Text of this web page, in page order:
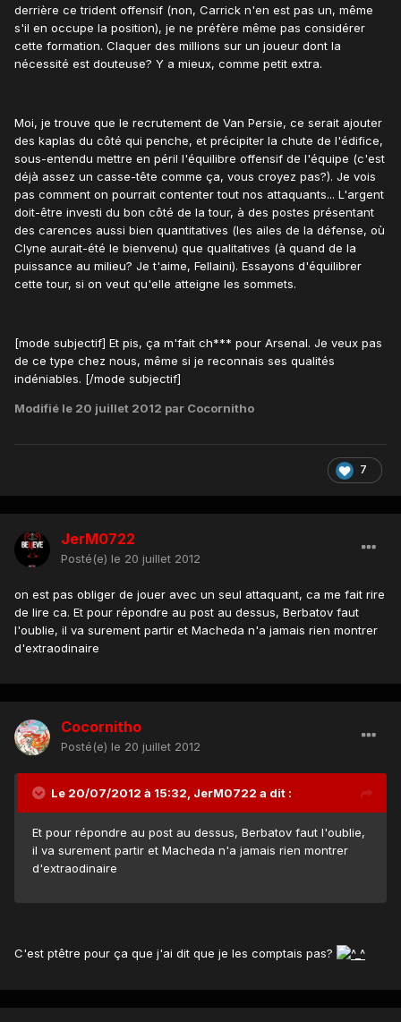
derrière ce trident offensif (non, Carrick n'en est pas un, même
s'il en occupe la position), je ne préfère même pas considérer
cette formation. Claquer des millions sur un joueur dont la
nécessité est douteuse? Y a mieux, comme petit extra.
Moi, je trouve que le recrutement de Van Persie, ce serait ajouter
des kaplas du côté qui penche, et précipiter la chute de l'édifice,
sous-entendu mettre en péril l'équilibre offensif de l'équipe (c'est
déjà assez un casse-tête comme ça, vous croyez pas?). Je vois
pas comment on pourrait contenter tout nos attaquants... L'argent
doit-être investi du bon côté de la tour, à des postes présentant
des carences aussi bien quantitatives (les ailes de la défense, où
Clyne aurait-été le bienvenu) que qualitatives (à quand de la
puissance au milieu? Je t'aime, Fellaini). Essayons d'équilibrer
cette tour, si on veut qu'elle atteigne les sommets.
[mode subjectif] Et pis, ça m'fait ch*** pour Arsenal. Je veux pas
de ce type chez nous, même si je reconnais ses qualités
indéniables. [/mode subjectif]
Modifié le 20 juillet 2012 par Cocornitho
7
JerM0722
Posté(e) le 20 juillet 2012
on est pas obliger de jouer avec un seul attaquant, ca me fait rire
de lire ca. Et pour répondre au post au dessus, Berbatov faut
l'oublie, il va surement partir et Macheda n'a jamais rien montrer
d'extraodinaire
Cocornitho
Posté(e) le 20 juillet 2012
Le 20/07/2012 à 15:32, JerM0722 a dit :
Et pour répondre au post au dessus, Berbatov faut l'oublie,
il va surement partir et Macheda n'a jamais rien montrer
d'extraodinaire
C'est ptêtre pour ça que j'ai dit que je les comptais pas?